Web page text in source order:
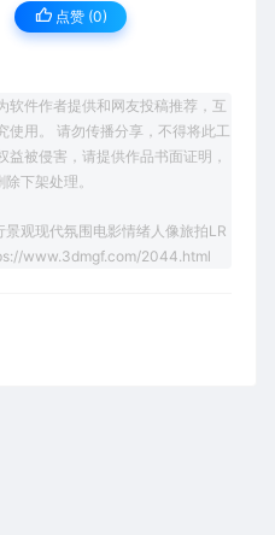
点赞 (0)
软件作者提供和网友投稿推荐，互
使用。 请勿传播分享，不得将此工
被侵害，请提供作品书面证明，
下架处理。
景观现代氛围电影情绪人像旅拍LR
www.3dmgf.com/2044.html